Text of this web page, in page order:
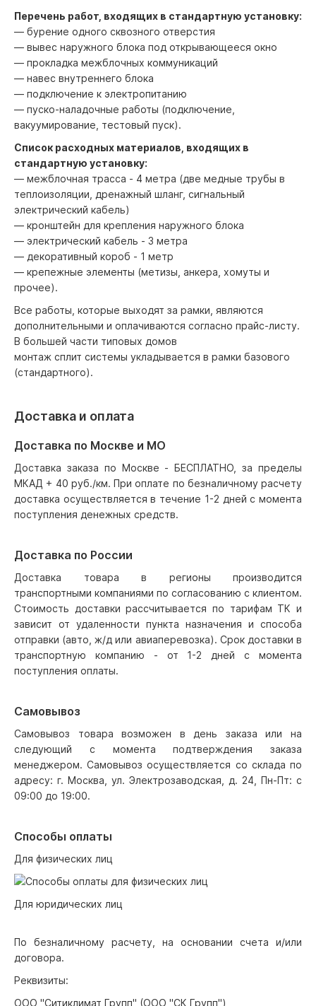
Перечень работ, входящих в стандартную установку:
— бурение одного сквозного отверстия
— вывес наружного блока под открывающееся окно
— прокладка межблочных коммуникаций
— навес внутреннего блока
— подключение к электропитанию
— пуско-наладочные работы (подключение,
вакуумирование, тестовый пуск).
Список расходных материалов, входящих в
стандартную установку:
— межблочная трасса - 4 метра (две медные трубы в
теплоизоляции, дренажный шланг, сигнальный
электрический кабель)
— кронштейн для крепления наружного блока
— электрический кабель - 3 метра
— декоративный короб - 1 метр
— крепежные элементы (метизы, анкера, хомуты и
прочее).
Все работы, которые выходят за рамки, являются
дополнительными и оплачиваются согласно прайс-листу.
В большей части типовых домов
монтаж сплит системы укладывается в рамки базового
(стандартного).
Доставка и оплата
Доставка по Москве и МО
Доставка заказа по Москве - БЕСПЛАТНО, за пределы
МКАД + 40 руб./км. При оплате по безналичному расчету
доставка осуществляется в течение 1-2 дней с момента
поступления денежных средств.
Доставка по России
Доставка товара в регионы производится
транспортными компаниями по согласованию с клиентом.
Стоимость доставки рассчитывается по тарифам ТК и
зависит от удаленности пункта назначения и способа
отправки (авто, ж/д или авиаперевозка). Срок доставки в
транспортную компанию - от 1-2 дней с момента
поступления оплаты.
Самовывоз
Самовывоз товара возможен в день заказа или на
следующий с момента подтверждения заказа
менеджером. Самовывоз осуществляется со склада по
адресу: г. Москва, ул. Электрозаводская, д. 24, Пн-Пт: с
09:00 до 19:00.
Способы оплаты
Для физических лиц
Для юридических лиц
По безналичному расчету, на основании счета и/или
договора.
Реквизиты:
ООО "Ситиклимат Групп" (ООО "СК Групп")